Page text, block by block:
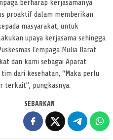
berharap kerjasamanya
proaktif dalam memberikan
masyarakat, untuk
upaya kerjasama sehingga
Cempaga Mulia Barat
dan kami sebagai Aparat
dari kesehatan, “Maka perlu
terkait”, pungkasnya.
SEBARKAN